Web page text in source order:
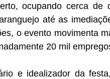
ocupando cerca
até as
o evento movimenta
20 mil
e idealizador da